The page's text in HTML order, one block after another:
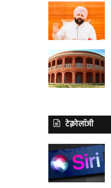
टेक्नोलॉजी